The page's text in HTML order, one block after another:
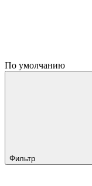
По умолчанию
Фильтр